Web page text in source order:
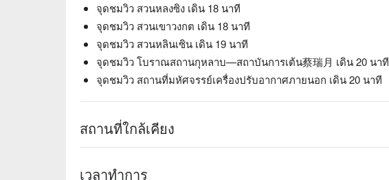
จุดชมวิว สวนหลงซิง เดิน 18 นาที
จุดชมวิว สวนเขาวงกต เดิน 18 นาที
จุดชมวิว สวนหลินเซิน เดิน 19 นาที
จุดชมวิว โบราณสถานกุหลาบ—สถาบันการเต้น蔡瑞月 เดิน 20 นาที
จุดชมวิว สถานที่มหัศจรรย์เครื่องปรับอากาศภายนอก เดิน 20 นาที
สถานที่ใกล้เคียง
เวลาทำการ